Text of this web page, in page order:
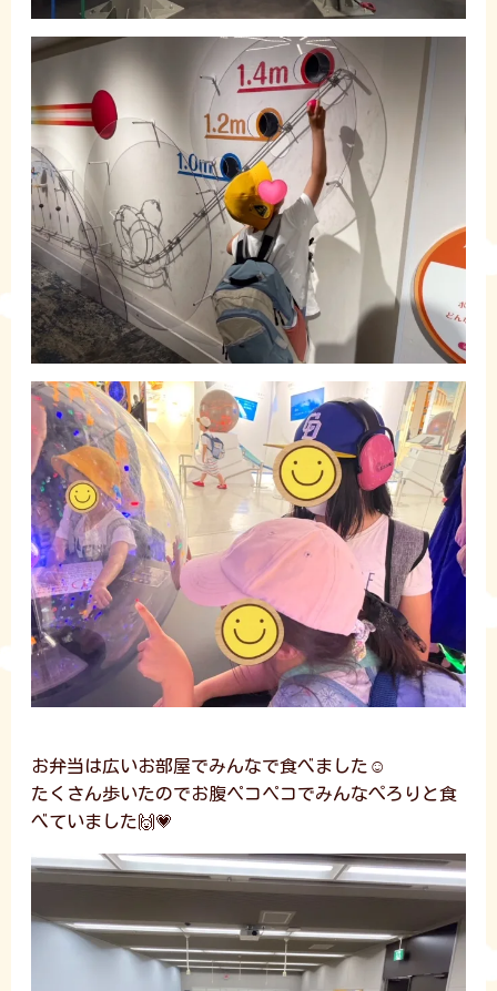
お弁当は広いお部屋でみんなで食べました☺️
たくさん歩いたのでお腹ペコペコでみんなぺろりと食
べていました🙌💗